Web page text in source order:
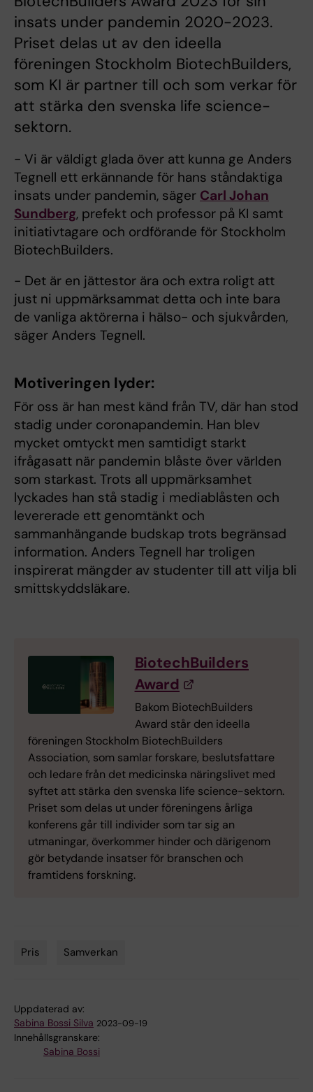
insats under pandemin 2020-2023.
Priset delas ut av den ideella
föreningen Stockholm BiotechBuilders,
som KI är partner till och som verkar för
att stärka den svenska life science-
sektorn.
- Vi är väldigt glada över att kunna ge Anders
Tegnell ett erkännande för hans ståndaktiga
insats under pandemin, säger Carl Johan
Sundberg, prefekt och professor på KI samt
initiativtagare och ordförande för Stockholm
BiotechBuilders.
- Det är en jättestor ära och extra roligt att
just ni uppmärksammat detta och inte bara
de vanliga aktörerna i hälso- och sjukvården,
säger Anders Tegnell.
Motiveringen lyder:
För oss är han mest känd från TV, där han stod
stadig under coronapandemin. Han blev
mycket omtyckt men samtidigt starkt
ifrågasatt när pandemin blåste över världen
som starkast. Trots all uppmärksamhet
lyckades han stå stadig i mediablåsten och
levererade ett genomtänkt och
sammanhängande budskap trots begränsad
information. Anders Tegnell har troligen
inspirerat mängder av studenter till att vilja bli
smittskyddsläkare.
BiotechBuilders
Award
Bakom BiotechBuilders
Award står den ideella
föreningen Stockholm BiotechBuilders
Association, som samlar forskare, beslutsfattare
och ledare från det medicinska näringslivet med
syftet att stärka den svenska life science-sektorn.
Priset som delas ut under föreningens årliga
konferens går till individer som tar sig an
utmaningar, överkommer hinder och därigenom
gör betydande insatser för branschen och
framtidens forskning.
Pris Samverkan
Uppdaterad av:
Sabina Bossi Silva 2023-09-19
Innehållsgranskare:
Sabina Bossi